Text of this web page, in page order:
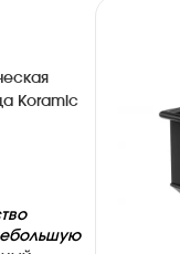
Koramic